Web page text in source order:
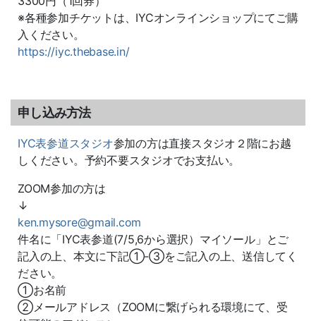
※各種参加チケットは、 IYCオンラインショップにてご購
入ください。
https://iyc.thebase.in/
申し込み方法
IYC表参道スタジオ参加の方は直接スタジオ２階にお越
しください。予約不要スタジオでお支払い。
ZOOM参加の方は
↓
ken.mysore@gmail.com
件名に「IYC表参道(7/5,6から選択）マイソール」とご
記入の上、本文に下記①-③をご記入の上、送信してく
ださい。
①お名前
②メールアドレス（ZOOMに繋げられる環境にて、受